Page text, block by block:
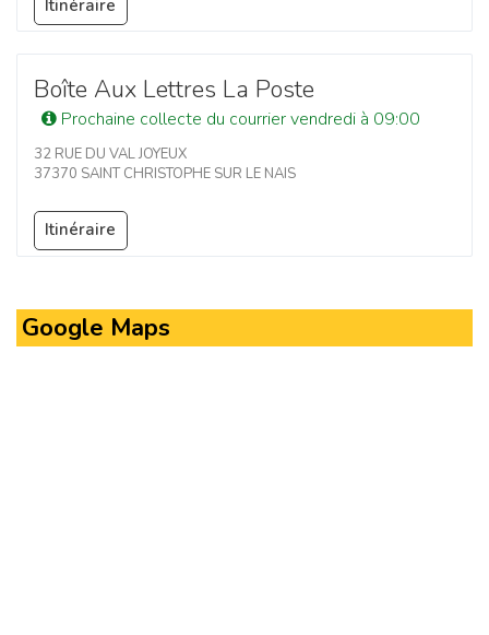
Itinéraire
Boîte Aux Lettres La Poste
Prochaine collecte du courrier vendredi à 09:00
32 RUE DU VAL JOYEUX
37370 SAINT CHRISTOPHE SUR LE NAIS
Itinéraire
Google Maps